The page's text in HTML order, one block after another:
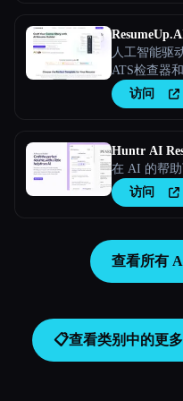
人工智能驱
ATS检查器
优化，更快
访问
Huntr AI
在 AI 的帮
访问
查看所有
📋查看类别中的更